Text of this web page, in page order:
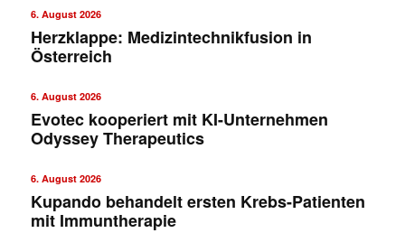
6. August 2026
Herzklappe: Medizintechnikfusion in
Österreich
6. August 2026
Evotec kooperiert mit KI-Unternehmen
Odyssey Therapeutics
6. August 2026
Kupando behandelt ersten Krebs-Patienten
mit Immuntherapie